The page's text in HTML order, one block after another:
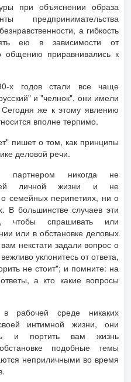
при объяснении образа
предпринимательства
а гибкость
ею в зависимости от
общению приравнивались к
х годов стали все чаще
и "челнок", они имели
же к этому явлению
вполне терпимо.
пишет о том, как принципы
деловой речи.
никогда не
личной жизни и не
семейных перипетиях, ни о
В большинстве случаев эти
чтобы спрашивать или
или в обстановке деловых
некстати задали вопрос о
уклонитесь от ответа,
не стоит"; и помните: на
а кто какие вопросы
в рабочей среде никаких
интимной жизни, они
и портить вам жизнь
подобные темы
неприличными во время